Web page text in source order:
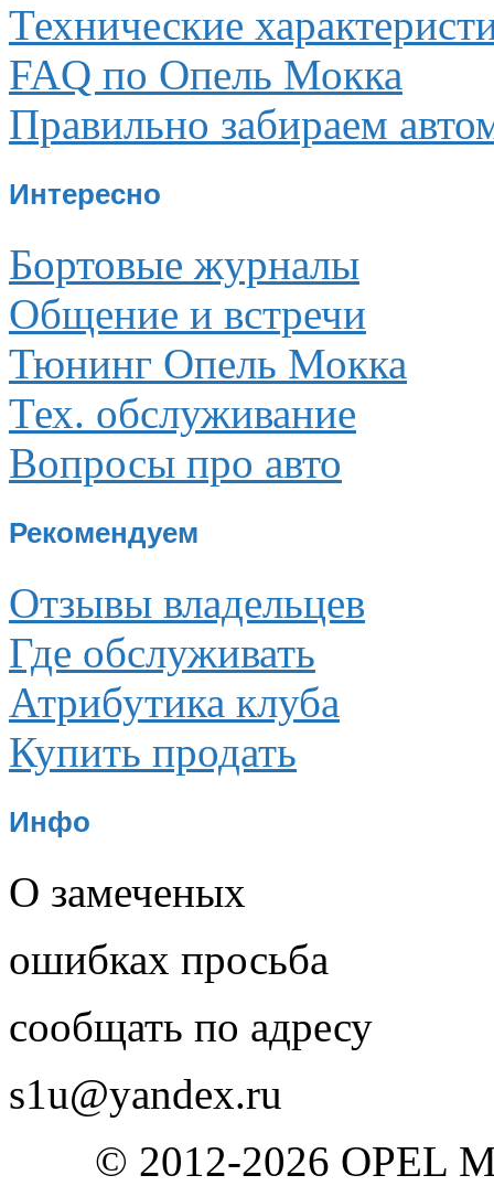
Технические
FAQ по Опель Мокка
Правильно забираем
Интересно
Бортовые журналы
Общение и встречи
Тюнинг Опель Мокка
Тех. обслуживание
Вопросы про авто
Рекомендуем
Отзывы владельцев
Где обслуживать
Атрибутика клуба
Купить продать
Инфо
О замеченых
ошибках просьба
сообщать по адресу
s1u@yandex.ru
© 2012-2026 OPEL